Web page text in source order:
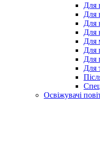
Для
Для
Для
Для
Для
Для
Для
Для
Освіжувачі